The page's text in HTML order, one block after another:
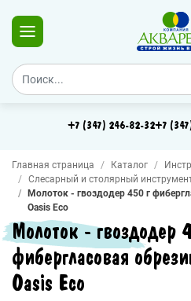
+7 (347) 246-82-32+7
Главная страница Каталог
Слесарный и столярный
Молоток - гвоздодер 450 г
Oasis Eco
Молоток - гвоздодер
фибергласовая
Oasis Eco